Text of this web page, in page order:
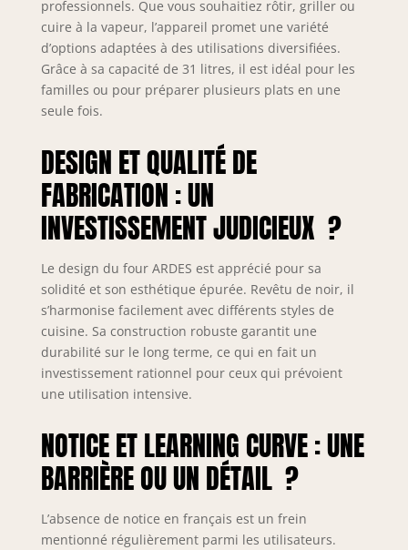
produits pour votre maison et
votre cuisine qui sont fonctionnels,
sûrs, faciles à utiliser et capables
de répondre à vos besoins
quotidiens.
professionnels. Que vous souhaitiez rôtir, griller ou
cuire à la vapeur, l’appareil promet une variété
d’options adaptées à des utilisations diversifiées.
Grâce à sa capacité de 31 litres, il est idéal pour les
familles ou pour préparer plusieurs plats en une
seule fois.
DESIGN ET QUALITÉ DE
FABRICATION : UN
INVESTISSEMENT JUDICIEUX ?
Le design du four ARDES est apprécié pour sa
solidité et son esthétique épurée. Revêtu de noir, il
s’harmonise facilement avec différents styles de
cuisine. Sa construction robuste garantit une
durabilité sur le long terme, ce qui en fait un
investissement rationnel pour ceux qui prévoient
une utilisation intensive.
NOTICE ET LEARNING CURVE : UNE
BARRIÈRE OU UN DÉTAIL ?
L’absence de notice en français est un frein
mentionné régulièrement parmi les utilisateurs.